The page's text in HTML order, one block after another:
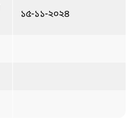
১৫-১১-২০২৪